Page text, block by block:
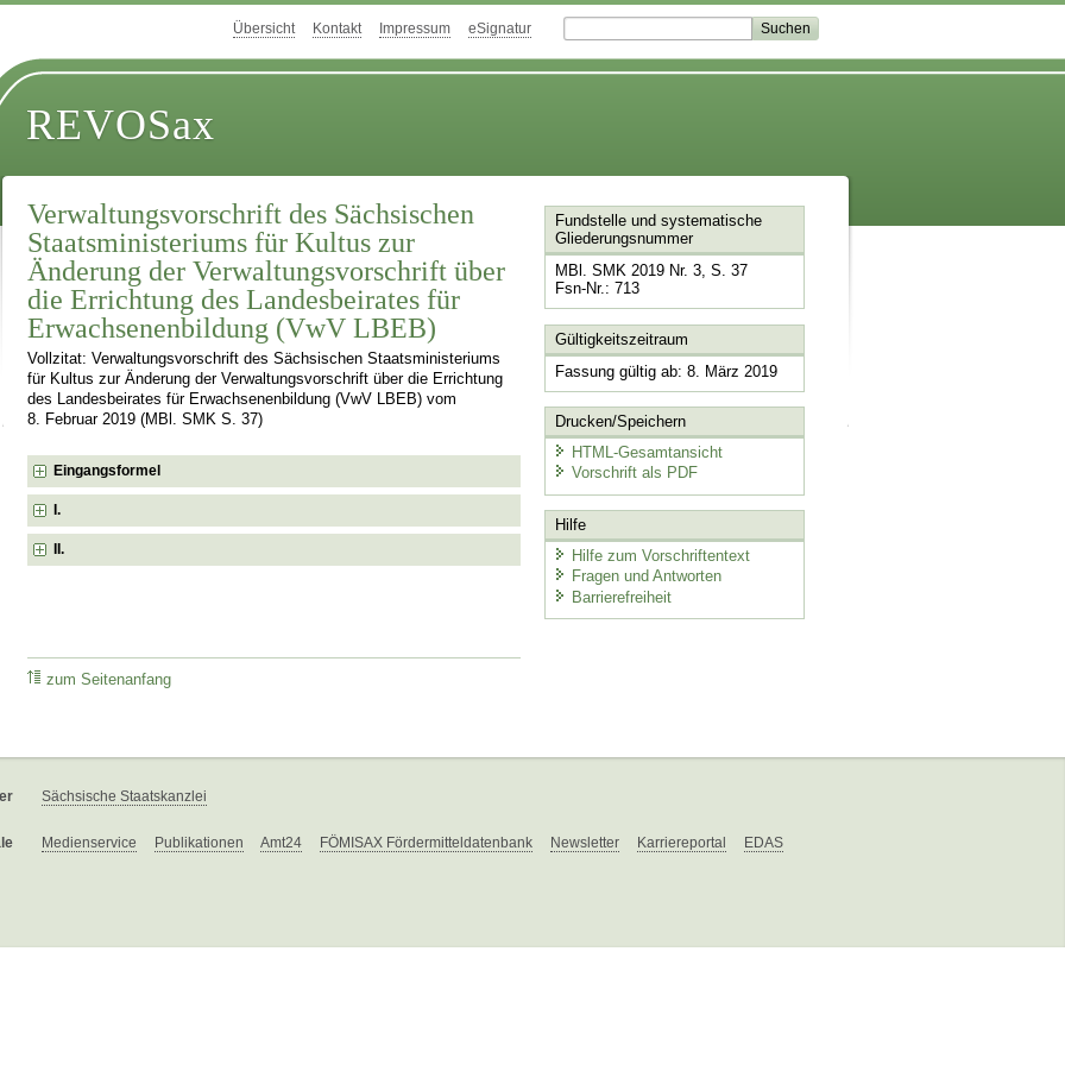
Übersicht Kontakt Impressum eSignatur
REVOSax
Verwaltungsvorschrift des Sächsischen
Staatsministeriums für Kultus zur
Änderung der Verwaltungsvorschrift über
die Errichtung des Landesbeirates für
Erwachsenenbildung (VwV LBEB)
Vollzitat: Verwaltungsvorschrift des Sächsischen Staatsministeriums
für Kultus zur Änderung der Verwaltungsvorschrift über die Errichtung
des Landesbeirates für Erwachsenenbildung (VwV LBEB) vom
8. Februar 2019 (MBl. SMK S. 37)
Eingangsformel
I.
II.
zum Seitenanfang
Fundstelle und systematische
Gliederungsnummer
MBl. SMK 2019 Nr. 3, S. 37
Fsn-Nr.: 713
Gültigkeitszeitraum
Fassung gültig ab: 8. März 2019
Drucken/Speichern
HTML-Gesamtansicht
Vorschrift als PDF
Hilfe
Hilfe zum Vorschriftentext
Fragen und Antworten
Barrierefreiheit
Sächsische Staatskanzlei
Medienservice Publikationen Amt24 FÖMISAX Fördermitteldatenbank Newsletter Karriereportal EDAS